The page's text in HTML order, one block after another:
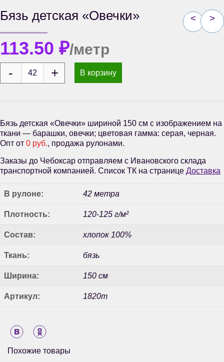
< >
Бязь детская «Овечки»
113.50 ₽/метр
В корзину
Бязь детская «Овечки» шириной 150 см с изображением на
ткани — барашки, овечки; цветовая гамма: серая, черная.
Опт от 0 руб., продажа рулонами.
Заказы до Чебоксар отправляем с Ивановского склада
транспортной компанией. Список ТК на странице Доставка
В рулоне: 42 метра
Плотность: 120-125 г/м²
Состав: хлопок 100%
Ткань: бязь
Ширина: 150 см
Артикул: 1820т
Похожие товары